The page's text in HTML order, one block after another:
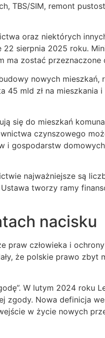
TBS/SIM, remont
oraz niektórych
22 sierpnia 2025 roku.
ma zostać przeznaczone
nowych mieszkań,
mld zł na mieszkania
się do mieszkań
czynszowego
i gospodarstw
najważniejsze są
tworzy ramy
nacisku
praw człowieka i
że polskie prawo zbyt
W lutym 2024 roku
zgody. Nowa definicja
w życie nowych